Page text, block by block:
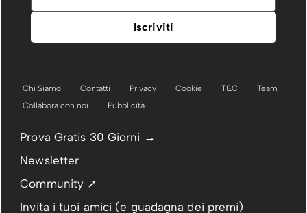
Chi Siamo Contatti Privacy Cookie T&C
Team
Collabora con noi
Pubblicità
Prova Gratis 30 Giorni →
Newsletter
Community ↗
Invita i tuoi amici (e guadagna dei premi)